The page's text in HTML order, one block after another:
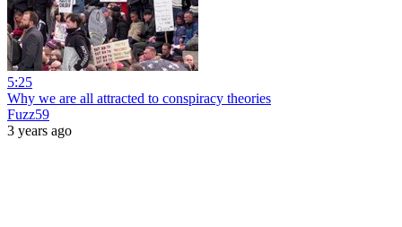
5:25
Why we are all attracted to conspiracy theories
Fuzz59
3 years ago